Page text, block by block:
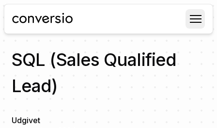
Conversio
SQL (Sales Qualified
Lead)
Udgivet